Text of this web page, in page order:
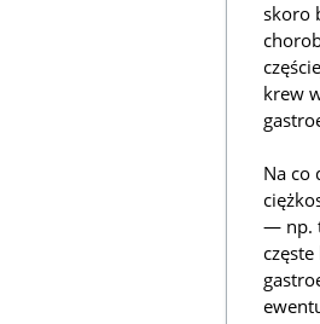
skoro
krew
Na co
— np.